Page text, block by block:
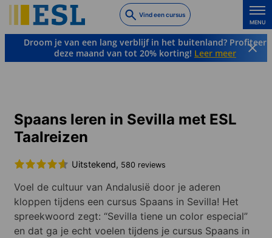
to
main
content
Vind een cursus
MENU
Droom je van een lang verblijf in het buitenland? Profiteer
deze maand van tot 20% korting! Leer meer
Spaans leren in Sevilla met ESL
Taalreizen
Uitstekend, 580 reviews
Voel de cultuur van Andalusië door je aderen
kloppen tijdens een cursus Spaans in Sevilla! Het
spreekwoord zegt: “Sevilla tiene un color especial”
en dat ga je echt voelen tijdens je cursus Spaans in